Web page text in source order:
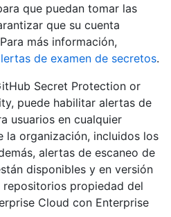
que puedan tomar las
que su cuenta
más información,
de examen de secretos.
Secret Protection or
puede habilitar alertas de
usuarios en cualquier
la organización, incluidos los
alertas de escaneo de
disponibles y en versión
propiedad del
Cloud con Enterprise